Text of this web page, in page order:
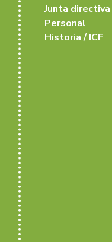
Junta directiva
Personal
Historia / ICF